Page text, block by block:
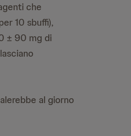
che
10 sbuffi),
± 90 mg di
al giorno